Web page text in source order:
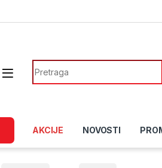
Search for:
AKCIJE NOVOSTI